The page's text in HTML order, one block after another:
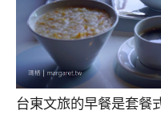
台東文旅的早餐是套餐